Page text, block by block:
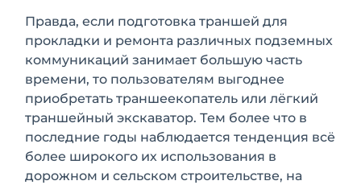
Правда, если подготовка траншей для
прокладки и ремонта различных под­земных
коммуникаций занимает боль­шую часть
времени, то пользователям выгоднее
приобретать траншеекопа­тель или лёгкий
траншейный экскаватор. Тем более что в
последние годы наблюдается тенденция всё
более ши­рокого их использования в
дорожном и сельском строительстве, на